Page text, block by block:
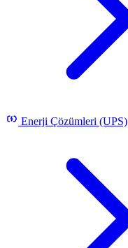
Enerji Çözümleri (UPS)